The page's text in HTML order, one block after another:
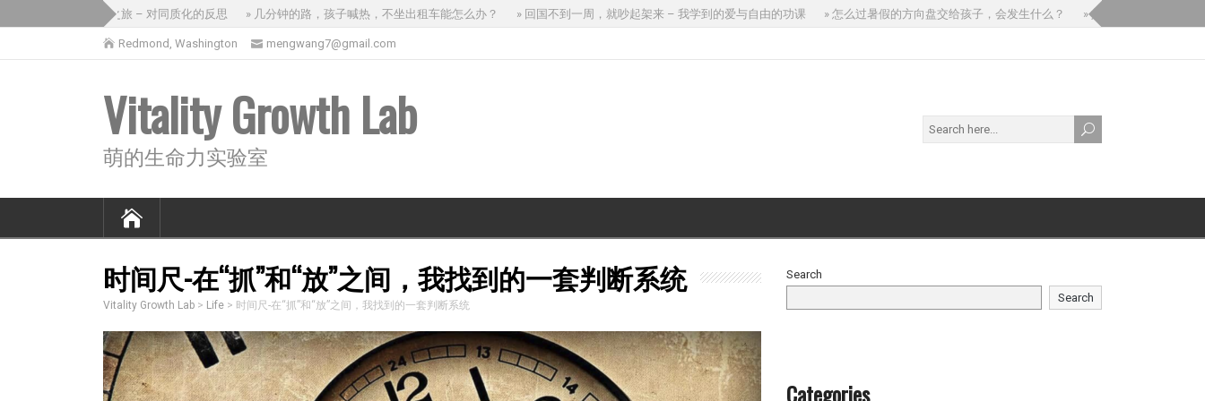
» 没意思的三国之旅 – 对同质化的反思 » 几分钟的路，孩子喊热，不坐出租车能怎么办？ » 回国不到一周，就吵起架来 – 我学到的爱与自由的功课 » 怎么过暑假的方向盘交给孩子，会发生什么？ » 如果你问 AI：“我孩子被
Redmond, Washington mengwang7@gmail.com
Vitality Growth Lab
萌的生命力实验室
时间尺-在“抓”和“放”之间，我找到的一套判断系统
Vitality Growth Lab > Life > 时间尺-在“抓”和“放”之间，我找到的一套判断系统
Search
Search
Categories